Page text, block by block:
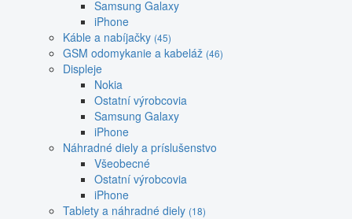
Samsung Galaxy
iPhone
Káble a nabíjačky (45)
GSM odomykanie a kabeláž (46)
Displeje
Nokia
Ostatní výrobcovia
Samsung Galaxy
iPhone
Náhradné diely a príslušenstvo
Všeobecné
Ostatní výrobcovia
iPhone
Tablety a náhradné diely (18)